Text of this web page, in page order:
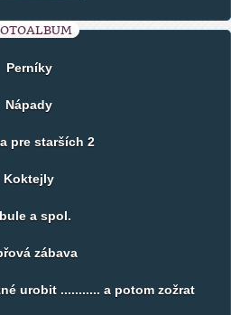
Perníky
Nápady
pre starších 2
Koktejly
a spol.
zábava
urobit ........... a potom zožrat